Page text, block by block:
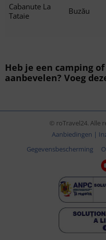
Cabanute La
Tataie
Buzău
Heb je een camping
aanbevelen? Voeg
© roTravel24. Alle
Aanbiedingen |
Gegevensbescherming